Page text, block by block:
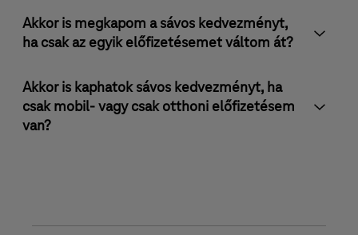
Akkor is megkapom a sávos kedvezményt,
ha csak az egyik előfizetésemet váltom át?
Akkor is kaphatok sávos kedvezményt, ha
csak mobil- vagy csak otthoni előfizetésem
van?